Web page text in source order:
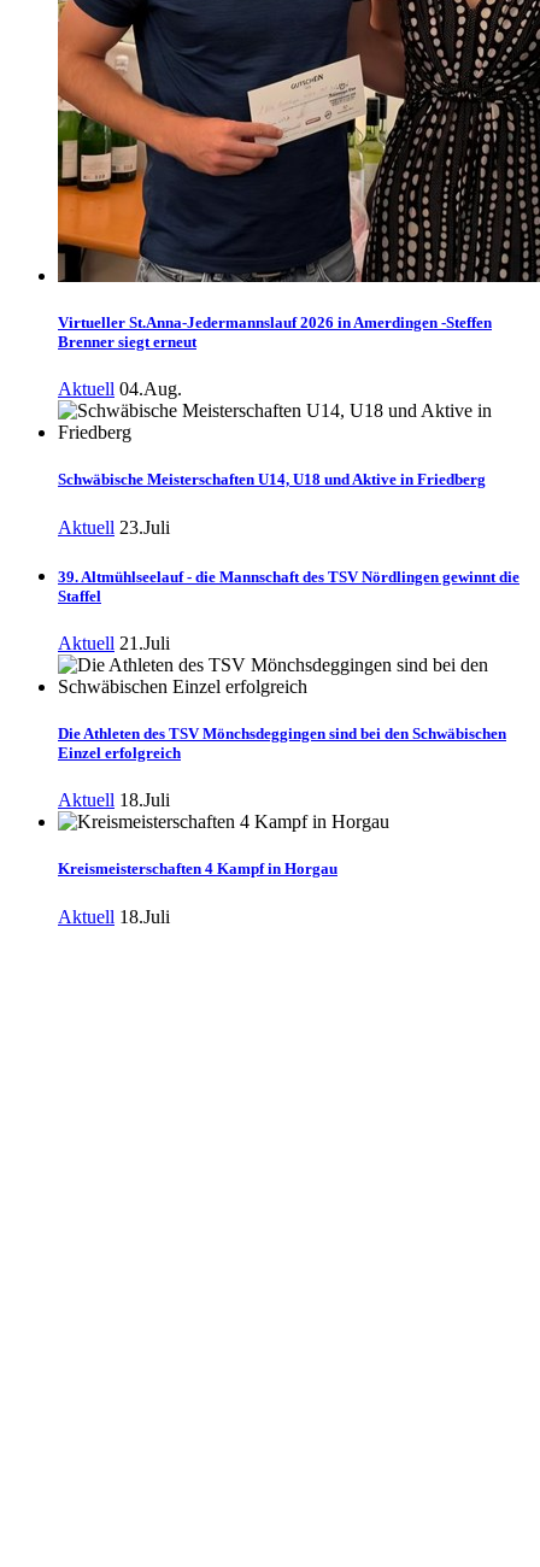
Virtueller St.Anna-Jedermannslauf 2026 in Amerdingen -Steffen
Brenner siegt erneut
Aktuell 04.Aug.
Schwäbische Meisterschaften U14, U18 und Aktive in Friedberg
Aktuell 23.Juli
39. Altmühlseelauf - die Mannschaft des TSV Nördlingen gewinnt die
Staffel
Aktuell 21.Juli
Die Athleten des TSV Mönchsdeggingen sind bei den Schwäbischen
Einzel erfolgreich
Aktuell 18.Juli
Kreismeisterschaften 4 Kampf in Horgau
Aktuell 18.Juli